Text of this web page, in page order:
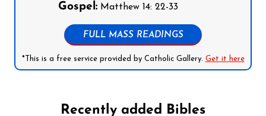
Gospel: Matthew 14: 22-33
FULL MASS READINGS
*This is a free service provided by Catholic Gallery. Get it here
Recently added Bibles